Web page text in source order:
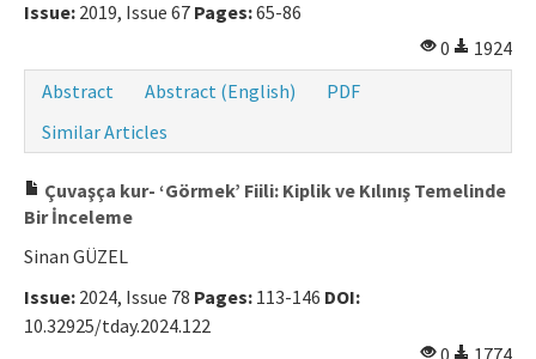
Issue: 2019, Issue 67 Pages:65-86
0
1924
Abstract
Abstract (English)
PDF
Similar Articles
Çuvaşça kur- ‘Görmek’ Fiili: Kiplik ve Kılınış Temelinde
Bir İnceleme
Sinan GÜZEL
Issue: 2024, Issue 78 Pages: 113-146 DOI:
10.32925/tday.2024.122